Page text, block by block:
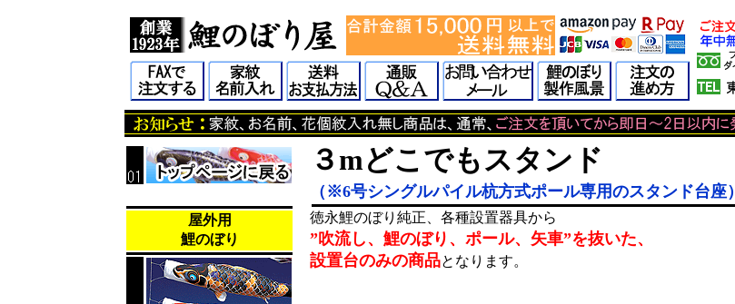
屋外用
鯉のぼり
３mどこでもスタンド
（※6号シングルパイル杭方式ポール専用のスタンド台座）
徳永鯉のぼり純正、各種設置器具から
”吹流し、鯉のぼり、ポール、矢車”を抜いた、
設置台のみの商品となります。